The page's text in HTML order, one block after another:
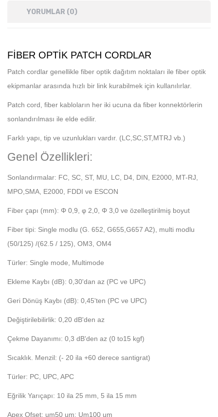
YORUMLAR (0)
FIBER OPTIK PATCH CORDLAR
Patch cordlar genellikle fiber optik dağıtım noktaları ile fiber optik
ekipmanlar arasında hızlı bir link kurabilmek için kullanılırlar.
Patch cord, fiber kabloların her iki ucuna da fiber konnektörlerin
sonlandırılması ile elde edilir.
Farklı yapı, tip ve uzunlukları vardır. (LC,SC,ST,MTRJ vb.)
Genel Özellikleri:
Sonlandırmalar: FC, SC, ST, MU, LC, D4, DIN, E2000, MT-RJ,
MPO,SMA, E2000, FDDI ve ESCON
Fiber çapı (mm): Φ 0,9, φ 2,0, Φ 3,0 ve özelleştirilmiş boyut
Fiber tipi: Single modlu (G. 652, G655,G657 A2), multi modlu
(50/125) /(62.5 / 125), OM3, OM4
Türler: Single mode, Multimode
Ekleme Kaybı (dB): 0,30'dan az (PC ve UPC)
Geri Dönüş Kaybı (dB): 0,45'ten (PC ve UPC)
Değiştirilebilirlik: 0,20 dB'den az
Çekme Dayanımı: 0,3 dB'den az (0 to15 kgf)
Sıcaklık. Menzil: (- 20 ila +60 derece santigrat)
Türler: PC, UPC, APC
Eğrilik Yarıçapı: 10 ila 25 mm, 5 ila 15 mm
Apex Ofset: um50 um; Um100 um